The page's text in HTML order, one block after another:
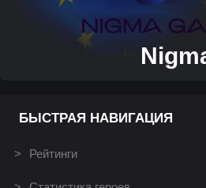
БЫСТРАЯ НАВИГАЦИЯ
Рейтинги